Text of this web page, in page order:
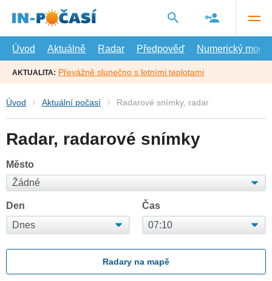
hlavní
Úvod
Aktuálně Radar Předpověď Numerický model
AKTUALITA: Převážně slunečno s letními teplotami
Úvod Aktuální počasí Radarové snímky, radar
Radar, radarové snímky
Město
Den Čas
Radary na mapě